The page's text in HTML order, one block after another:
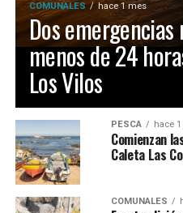
COMUNALES hace 1 mes
Dos
menos de 24
Los Vilos
PESCA hace
Comienzan
Caleta Las
COMUNALES